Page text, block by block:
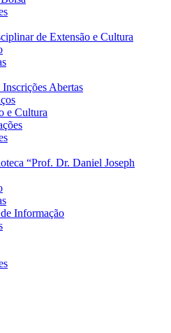
de Extensão e Cultura
Abertas
e Cultura
“Prof. Dr. Daniel Joseph
Informação